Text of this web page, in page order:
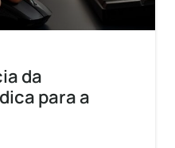
da
para a